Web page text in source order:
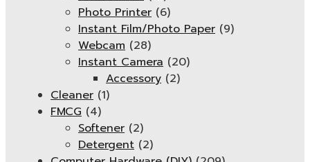
Photo Printer (6)
Instant Film/Photo Paper (9)
Webcam (28)
Instant Camera (20)
Accessory (2)
Cleaner (1)
FMCG (4)
Softener (2)
Detergent (2)